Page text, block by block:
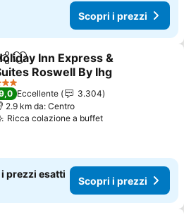
Scopri i prezzi
Aggiungi ai preferiti
Inn Express &
Roswell By Ihg
i prezzi
Eccellente
3.304
2.9 km da: Centro
Ricca colazione a buffetScopri i prezzi
prezzi esatti
Scopri i prezzi